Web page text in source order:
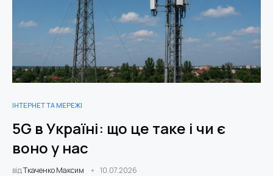
ІНТЕРНЕТ ТА МЕРЕЖІ
5G в Україні: що це таке і чи є
воно у нас
відТкаченко Максим 10.07.2026